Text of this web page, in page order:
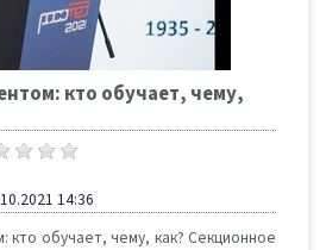
кто обучает, чему,
14:36
кто обучает, чему, как? Секционное